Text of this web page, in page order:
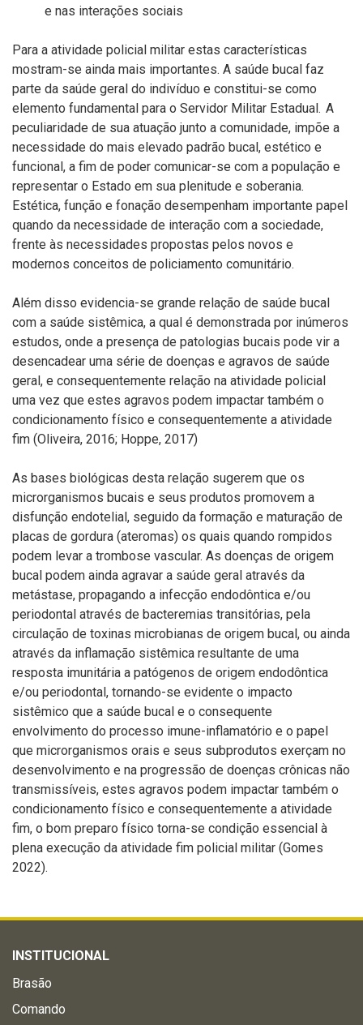
e nas interações sociais
Para a atividade policial militar estas características
mostram-se ainda mais importantes. A saúde bucal faz
parte da saúde geral do indivíduo e constitui-se como
elemento fundamental para o Servidor Militar Estadual. A
peculiaridade de sua atuação junto a comunidade, impõe a
necessidade do mais elevado padrão bucal, estético e
funcional, a fim de poder comunicar-se com a população e
representar o Estado em sua plenitude e soberania.
Estética, função e fonação desempenham importante papel
quando da necessidade de interação com a sociedade,
frente às necessidades propostas pelos novos e
modernos conceitos de policiamento comunitário.
Além disso evidencia-se grande relação de saúde bucal
com a saúde sistêmica, a qual é demonstrada por inúmeros
estudos, onde a presença de patologias bucais pode vir a
desencadear uma série de doenças e agravos de saúde
geral, e consequentemente relação na atividade policial
uma vez que estes agravos podem impactar também o
condicionamento físico e consequentemente a atividade
fim (Oliveira, 2016; Hoppe, 2017)
As bases biológicas desta relação sugerem que os
microrganismos bucais e seus produtos promovem a
disfunção endotelial, seguido da formação e maturação de
placas de gordura (ateromas) os quais quando rompidos
podem levar a trombose vascular. As doenças de origem
bucal podem ainda agravar a saúde geral através da
metástase, propagando a infecção endodôntica e/ou
periodontal através de bacteremias transitórias, pela
circulação de toxinas microbianas de origem bucal, ou ainda
através da inflamação sistêmica resultante de uma
resposta imunitária a patógenos de origem endodôntica
e/ou periodontal, tornando-se evidente o impacto
sistêmico que a saúde bucal e o consequente
envolvimento do processo imune-inflamatório e o papel
que microrganismos orais e seus subprodutos exerçam no
desenvolvimento e na progressão de doenças crônicas não
transmissíveis, estes agravos podem impactar também o
condicionamento físico e consequentemente a atividade
fim, o bom preparo físico torna-se condição essencial à
plena execução da atividade fim policial militar (Gomes
2022).
INSTITUCIONAL
Brasão
Comando